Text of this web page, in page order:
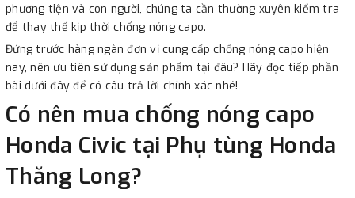
phương tiện và con người, chúng ta cần thường xuyên kiểm tra
để thay thế kịp thời chống nóng capo.
Đứng trước hàng ngàn đơn vị cung cấp chống nóng capo hiện
nay, nên ưu tiên sử dụng sản phẩm tại đâu? Hãy đọc tiếp phần
bài dưới đây để có câu trả lời chính xác nhé!
Có nên mua chống nóng capo
Honda Civic tại Phụ tùng Honda
Thăng Long?